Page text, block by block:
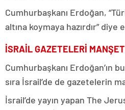
Cumhurbaşkanı Erdoğan,
altına koymaya hazırdır” diye
İSRAİL GAZETELERİ
Cumhurbaşkanı Erdoğan’ın
sıra İsrail’de de gazetelerin
İsrail’de yayın yapan The